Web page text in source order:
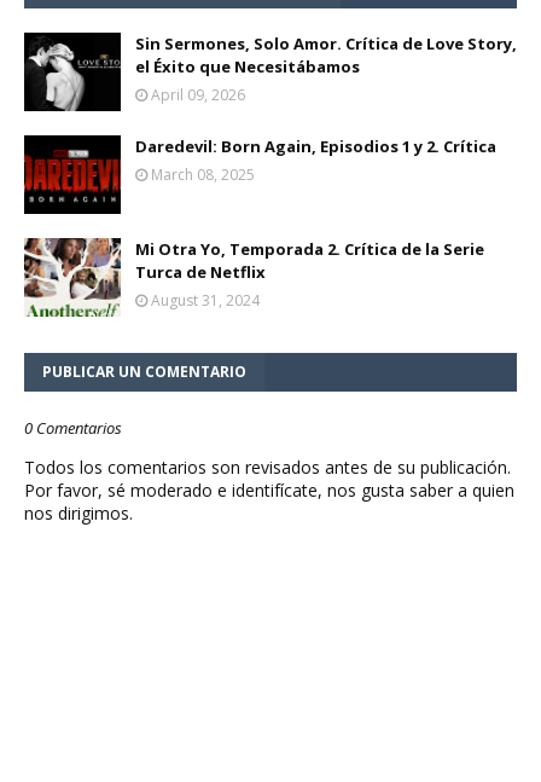
Sin Sermones, Solo Amor. Crítica de Love Story,
el Éxito que Necesitábamos
April 09, 2026
Daredevil: Born Again, Episodios 1 y 2. Crítica
March 08, 2025
Mi Otra Yo, Temporada 2. Crítica de la Serie
Turca de Netflix
August 31, 2024
PUBLICAR UN COMENTARIO
0 Comentarios
Todos los comentarios son revisados antes de su publicación.
Por favor, sé moderado e identifícate, nos gusta saber a quien
nos dirigimos.